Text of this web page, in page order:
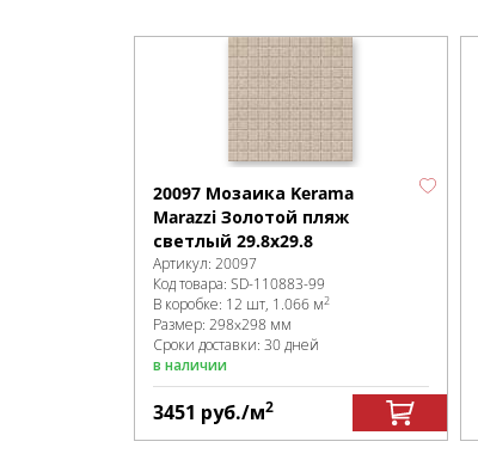
20097 Мозаика Kerama
Marazzi Золотой пляж
светлый 29.8х29.8
Артикул: 20097
Код товара: SD-110883-99
В коробке: 12 шт, 1.066 м2
Размер: 298x298 мм
Сроки доставки: 30 дней
в наличии
3451 руб./м2